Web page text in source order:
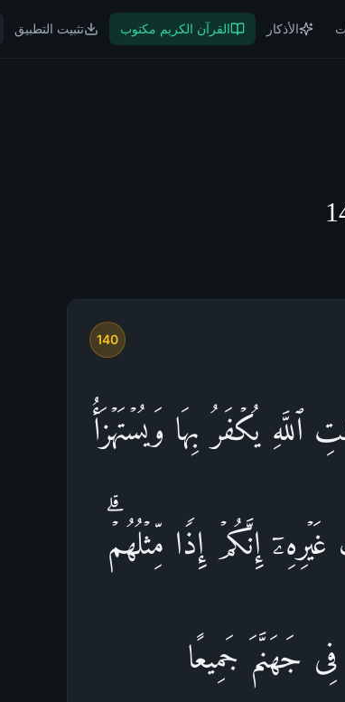
الأذكار القرآن الكريم مكتوب تثبيت التطبيق
140
یُكۡفَرُ بِهَا وَیُسۡتَهۡزَأُ
إِنَّكُمۡ إِذࣰا مِّثۡلُهُمۡۗ
جَهَنَّمَ جَمِیعًا